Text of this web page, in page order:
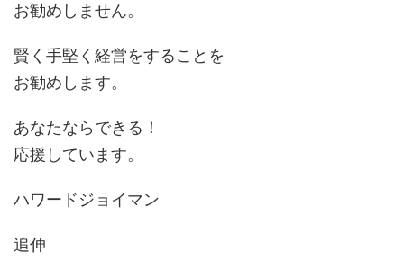
お勧めしません。
賢く手堅く経営をすることを
お勧めします。
あなたならできる！
応援しています。
ハワードジョイマン
追伸